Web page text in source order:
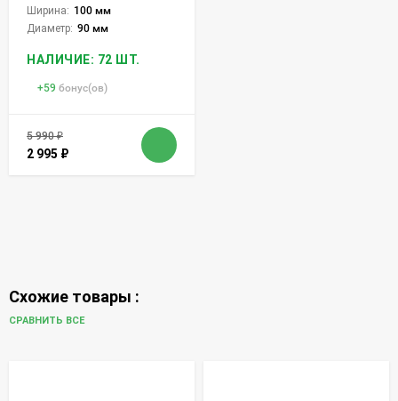
Ширина: 100 мм
Диаметр: 90 мм
НАЛИЧИЕ: 72 ШТ.
+59 бонус(ов)
5 990₽
2 995 ₽
Схожие товары :
СРАВНИТЬ ВСЕ